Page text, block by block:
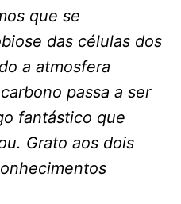
que se
das células dos
a atmosfera
passa a ser
fantástico que
Grato aos dois